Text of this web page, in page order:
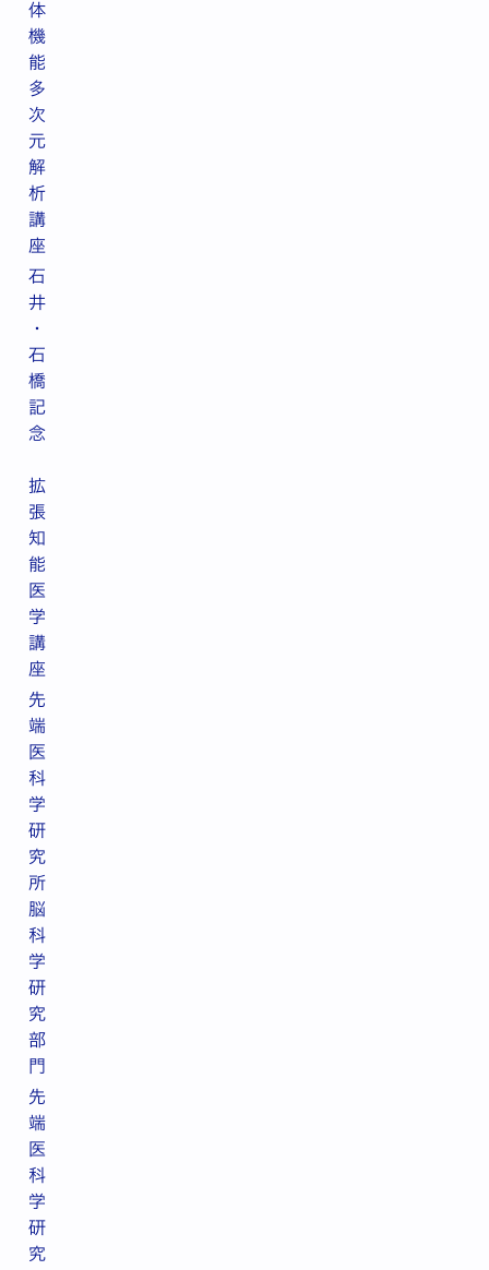
体
機
能
多
次
元
解
析
講
座
石
井
・
石
橋
記
念
拡
張
知
能
医
学
講
座
先
端
医
科
学
研
究
所
脳
科
学
研
究
部
門
先
端
医
科
学
研
究